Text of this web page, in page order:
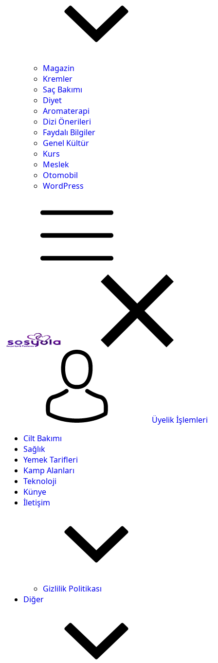
Magazin
Kremler
Saç Bakımı
Diyet
Aromaterapi
Dizi Önerileri
Faydalı Bilgiler
Genel Kültür
Kurs
Meslek
Otomobil
WordPress
Üyelik İşlemleri
Cilt Bakımı
Sağlık
Yemek Tarifleri
Kamp Alanları
Teknoloji
Künye
İletişim
Gizlilik Politikası
Diğer